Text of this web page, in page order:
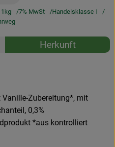
7% MwSt
Handelsklasse I
Herkunft
Zubereitung*, mit
0,3%
*aus kontrolliert